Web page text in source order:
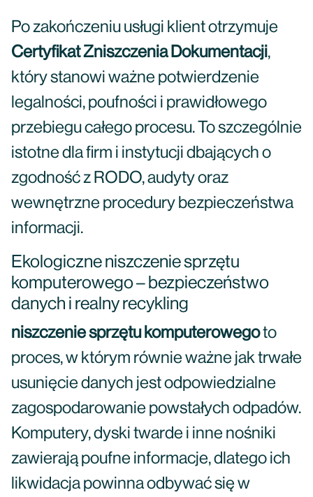
Po zakończeniu usługi klient otrzymuje
Certyfikat Zniszczenia Dokumentacji,
który stanowi ważne potwierdzenie
legalności, poufności i prawidłowego
przebiegu całego procesu. To szczególnie
istotne dla firm i instytucji dbających o
zgodność z RODO, audyty oraz
wewnętrzne procedury bezpieczeństwa
informacji.
Ekologiczne niszczenie sprzętu
komputerowego – bezpieczeństwo
danych i realny recykling
niszczenie sprzętu komputerowegoto
proces, w którym równie ważne jak trwałe
usunięcie danych jest odpowiedzialne
zagospodarowanie powstałych odpadów.
Komputery, dyski twarde i inne nośniki
zawierają poufne informacje, dlatego ich
likwidacja powinna odbywać się w